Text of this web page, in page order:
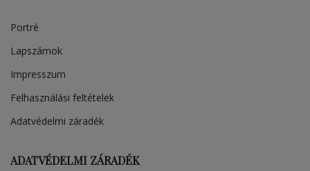
Portré
Lapszámok
Impresszum
Felhasználási feltételek
Adatvédelmi záradék
ADATVÉDELMI ZÁRADÉK